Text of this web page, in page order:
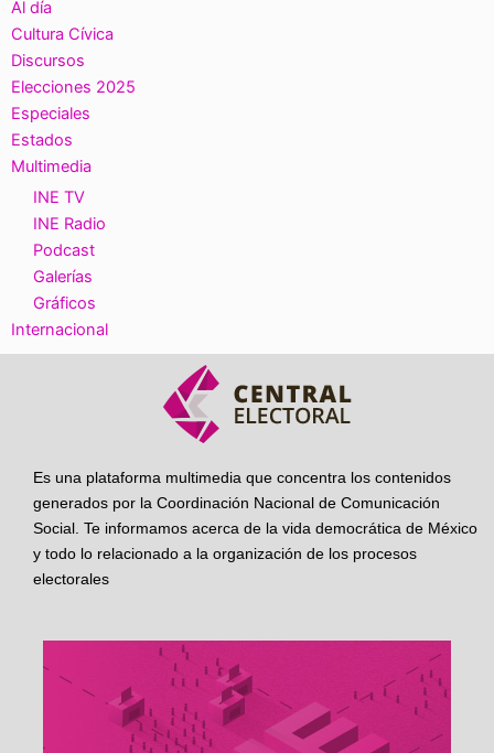
Al día
Cultura Cívica
Discursos
Elecciones 2025
Especiales
Estados
Multimedia
INE TV
INE Radio
Podcast
Galerías
Gráficos
Internacional
Es una plataforma multimedia que concentra los contenidos
generados por la Coordinación Nacional de Comunicación
Social. Te informamos acerca de la vida democrática de México
y todo lo relacionado a la organización de los procesos
electorales